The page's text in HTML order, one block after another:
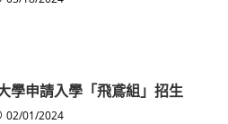
學申請入學「飛鳶組」招生
02/01/2024